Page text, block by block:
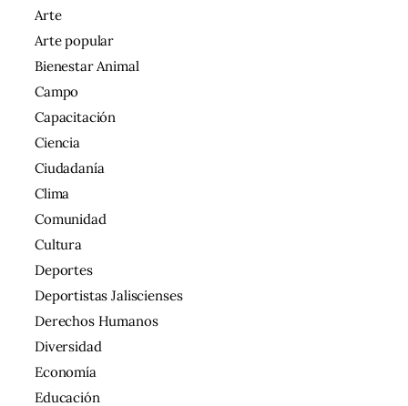
Arte
Arte popular
Bienestar Animal
Campo
Capacitación
Ciencia
Ciudadanía
Clima
Comunidad
Cultura
Deportes
Deportistas Jaliscienses
Derechos Humanos
Diversidad
Economía
Educación